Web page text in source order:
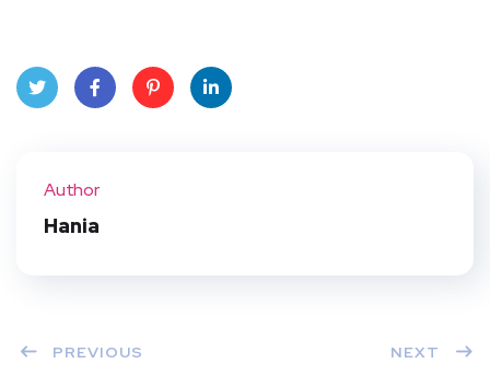
Author
Hania
PREVIOUS NEXT